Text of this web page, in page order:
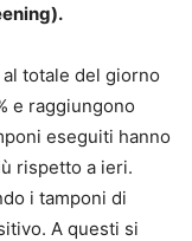
totale del giorno
e raggiungono
eseguiti hanno
rispetto a ieri.
i tamponi di
A questi si